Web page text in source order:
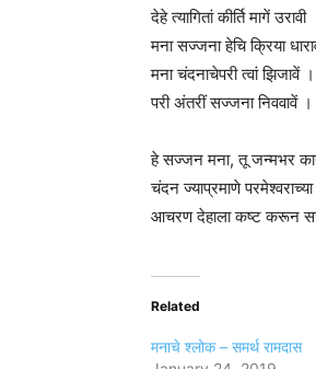
देहे त्यागितां कीर्ति मागें उरावी
मना सज्जना हेचि क्रिया
मना चंदनाचेपरी त्वां झिजावें ।
परी अंतरीं सज्जना निववावें
हे सज्जन मना, तू जन्मभर
चंदन ज्याप्रमाणे
आचरण देहाला कष्ट करून
Related
मनाचे श्लोक – समर्थ रामदास